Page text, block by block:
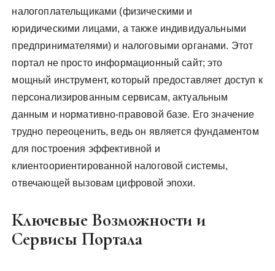
налогоплательщиками (физическими и
юридическими лицами, а также индивидуальными
предпринимателями) и налоговыми органами. Этот
портал не просто информационный сайт; это
мощный инструмент, который предоставляет доступ к
персонализированным сервисам, актуальным
данным и нормативно-правовой базе. Его значение
трудно переоценить, ведь он является фундаментом
для построения эффективной и
клиентоориентированной налоговой системы,
отвечающей вызовам цифровой эпохи.
Ключевые Возможности и
Сервисы Портала